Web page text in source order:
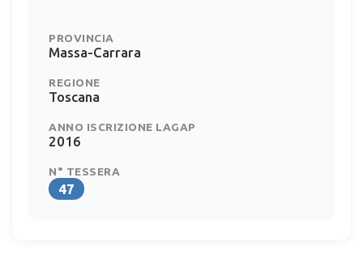
PROVINCIA
Massa-Carrara
REGIONE
Toscana
ANNO ISCRIZIONE LAGAP
2016
N° TESSERA
47